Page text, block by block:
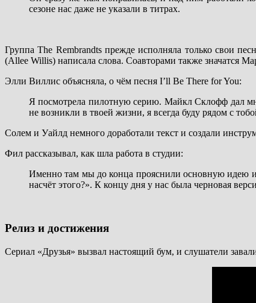
сезоне нас даже не указали в титрах.
Группа The Rembrandts прежде исполняла только свои
(Allee Willis) написала слова. Соавторами также значатся
Элли Виллис объясняла, о чём песня I’ll Be There for You:
Я посмотрела пилотную серию. Майкл Склофф дал
не возникли в твоей жизни, я всегда буду рядом с
Солем и Уайлд немного доработали текст и создали
Фил рассказывал, как шла работа в студии:
Именно там мы до конца прояснили основную идею и
насчёт этого?». К концу дня у нас была черновая
Релиз и достижения
Сериал «Друзья» вызвал настоящий бум, и слушатели